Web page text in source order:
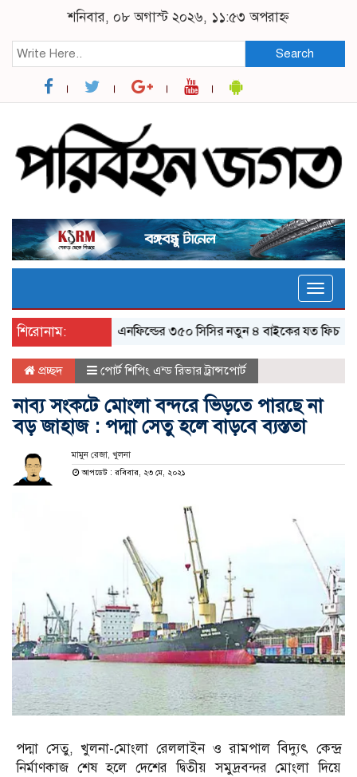
শনিবার, ০৮ অগাস্ট ২০২৬, ১১:৫৩ অপরাহ্ন
Search
Toggle
শিরোনাম:র‌য়্যাল এনফিল্ডের ৩৫০ সিসির নতুন ৪ বাইকের যত ফিচার
প্রচ্ছদ পোর্ট শিপিং এন্ড রিভার ট্রান্সপোর্ট
নাব্য সংকটে মোংলা বন্দরে ভিড়তে পারছে না
বড় জাহাজ : পদ্মা সেতু হলে বাড়বে ব্যস্ততা
মামুন রেজা, খুলনা
আপডেট : রবিবার, ২৩ মে, ২০২১
পদ্মা সেতু, খুলনা-মোংলা রেললাইন ও রামপাল বিদ্যুৎ কেন্দ্র
নির্মাণকাজ শেষ হলে দেশের দ্বিতীয় সমুদ্রবন্দর মোংলা দিয়ে